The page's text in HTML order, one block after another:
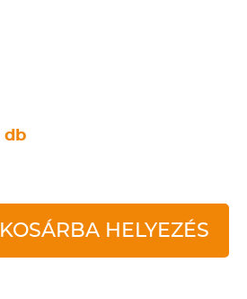
db
KOSÁRBA HELYEZÉS